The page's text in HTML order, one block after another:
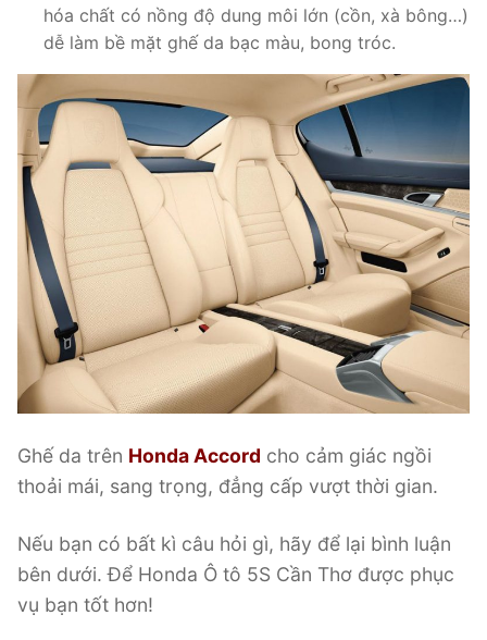
hóa chất có nồng độ dung môi lớn (cồn, xà bông…)
dễ làm bề mặt ghế da bạc màu, bong tróc.
Ghế da trên Honda Accord cho cảm giác ngồi
thoải mái, sang trọng, đẳng cấp vượt thời gian.
Nếu bạn có bất kì câu hỏi gì, hãy để lại bình luận
bên dưới. Để Honda Ô tô 5S Cần Thơ được phục
vụ bạn tốt hơn!